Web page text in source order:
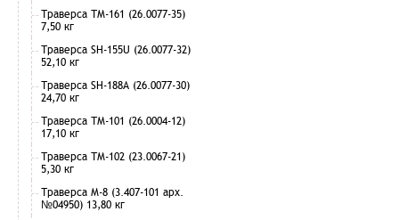
Траверса ТМ-161 (26.0077-35)
7,50 кг
Траверса SH-155U (26.0077-32)
52,10 кг
Траверса SH-188А (26.0077-30)
24,70 кг
Траверса ТМ-101 (26.0004-12)
17,10 кг
Траверса ТМ-102 (23.0067-21)
5,30 кг
Траверса М-8 (3.407-101 арх.
№04950) 13,80 кг